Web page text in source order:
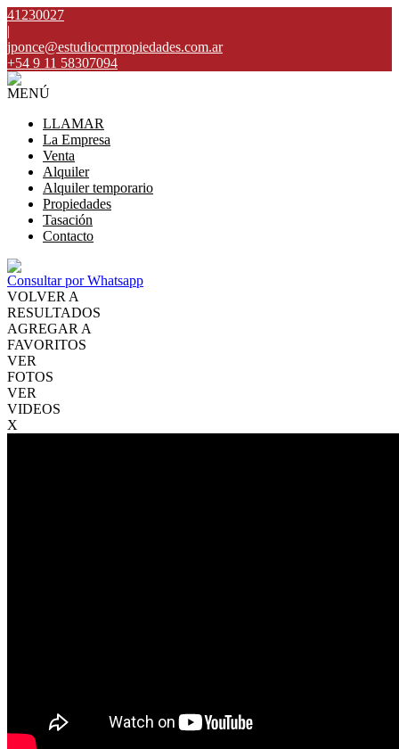
41230027
|
jponce@estudiocrrpropiedades.com.ar
+54 9 11 58307094
MENÚ
LLAMAR
La Empresa
Venta
Alquiler
Alquiler temporario
Propiedades
Tasación
Contacto
Consultar por Whatsapp
VOLVER A
RESULTADOS
AGREGAR A
FAVORITOS
VER
FOTOS
VER
VIDEOS
X